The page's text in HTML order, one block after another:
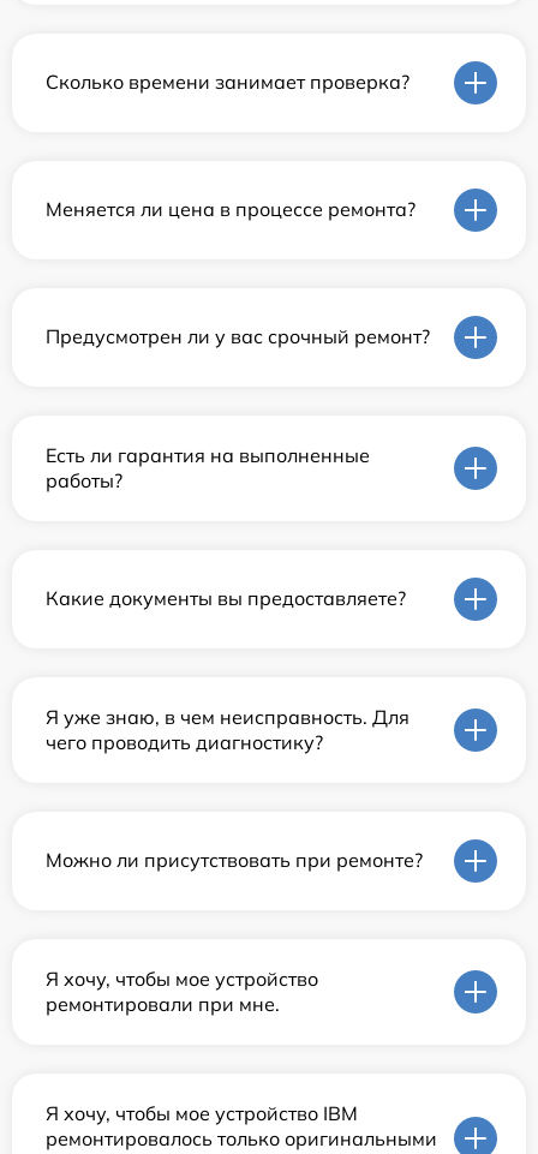
Сколько времени занимает проверка?
Меняется ли цена в процессе ремонта?
Предусмотрен ли у вас срочный ремонт?
Есть ли гарантия на выполненные
работы?
Какие документы вы предоставляете?
Я уже знаю, в чем неисправность. Для
чего проводить диагностику?
Можно ли присутствовать при ремонте?
Я хочу, чтобы мое устройство
ремонтировали при мне.
Я хочу, чтобы мое устройство IBM
ремонтировалось только оригинальными